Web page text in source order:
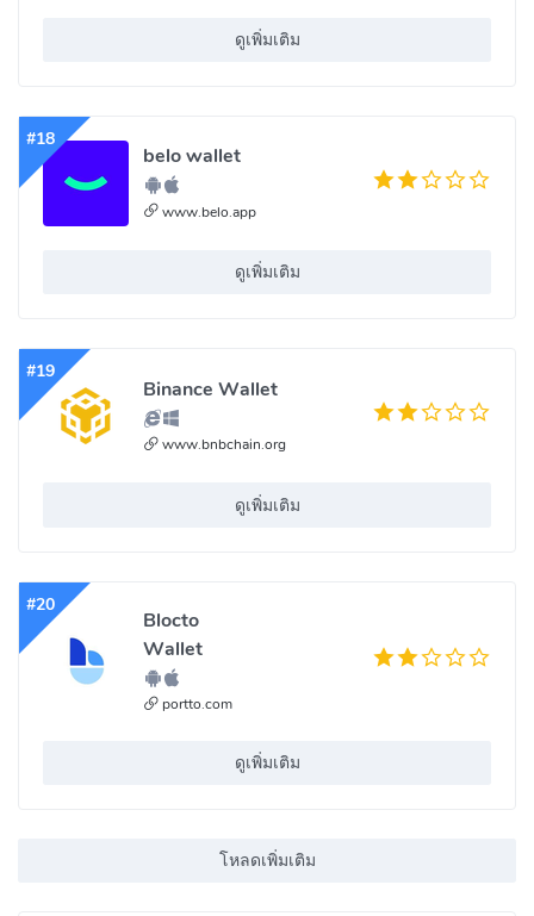
ดูเพิ่มเติม
#18
belo wallet
www.belo.app
ดูเพิ่มเติม
#19
Binance Wallet
www.bnbchain.org
ดูเพิ่มเติม
#20
Blocto
Wallet
portto.com
ดูเพิ่มเติม
โหลดเพิ่มเติม